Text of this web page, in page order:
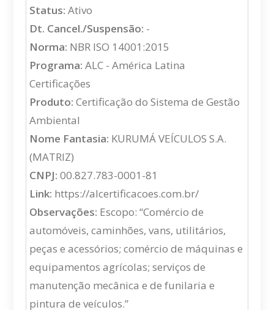
Status: Ativo
Dt. Cancel./Suspensão: -
Norma: NBR ISO 14001:2015
Programa: ALC - América Latina
Certificações
Produto: Certificação do Sistema de Gestão
Ambiental
Nome Fantasia: KURUMÁ VEÍCULOS S.A.
(MATRIZ)
CNPJ: 00.827.783-0001-81
Link: https://alcertificacoes.com.br/
Observações: Escopo: “Comércio de
automóveis, caminhões, vans, utilitários,
peças e acessórios; comércio de máquinas e
equipamentos agrícolas; serviços de
manutenção mecânica e de funilaria e
pintura de veículos.”